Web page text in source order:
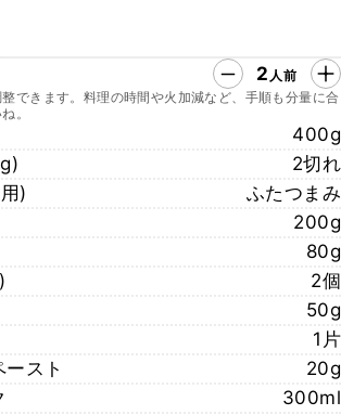
2 人前
できます。料理の時間や火加減など、手順も分量に合
。
400g
2切れ
)
ふたつまみ
200g
80g
2個
50g
1片
スト
20g
300ml